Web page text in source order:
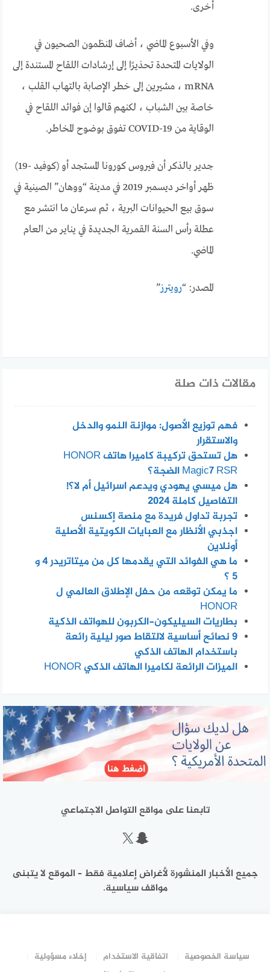
أخرى.
وفي الأسبوع الماضي ، أضاف المنظمون الصحيون في
الولايات المتحدة تحذيرًا إلى إرشادات اللقاح المستندة إلى
mRNA ، مشيرين إلى خطر الإصابة بالتهاب القلب ،
خاصة بين الشباب ، لكنهم قالوا إن فوائد اللقاح في
الوقاية من COVID-19 تفوق بوضوح المخاطر.
جدير بالذكر أن فيروس كورونا المستجد أو (كوفيد -19)
ظهر أواخر ديسمبر 2019 في مدينة “ووهان” الصينية في
سوق بيع الحيوانات البرية ، ثم سرعان ما انتشر مع
عطلة رأس السنة القمرية الجديدة في يناير من العام
الماضي.
المصدر: “رويترز”
مقالات ذات صلة
فهم توزيع الأصول: موازنة النمو والدخل
والاستقرار
هل تستحق تركيبة كاميرا هاتف HONOR
Magic7 RSR الضجة؟
هل ميسي يهودي ويدعم اسرائيل أم لا؟!
التفاصيل كاملة 2024
تجربة تداول فريدة مع منصة إكسنس
اجذبي الأنظار مع العبايات الكويتية الأصلية
أونلاين
ما هي الفوائد التي يقدمها كل من ميتاتريدر 4 و
5 ؟
ما يمكن توقعه من حفل الإطلاق العالمي ل
HONOR
بطاريات السيليكون-الكربون للهواتف الذكية
٩ نصائح أساسية لالتقاط صور ليلية رائعة
باستخدام الهاتف الذكي
الميزات الرائعة لكاميرا الهاتف الذكي HONOR
تابعنا على مواقع التواصل الاجتماعي
سناب شات
إكس
جميع الأخبار المنشورة لأغراض إعلامية فقط – الموقع لا يتبنى
مواقف سياسية.
سياسة الخصوصية اتفاقية الاستخدام
إخلاء مسؤولية